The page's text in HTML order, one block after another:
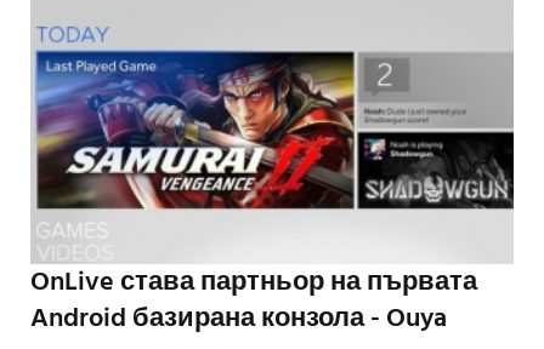
OnLive става партньор на първата
Android базирана конзола - Ouya